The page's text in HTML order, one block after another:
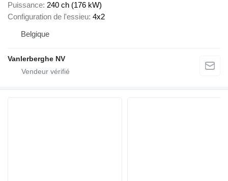
Puissance 240 ch (176 kW)
Configuration de l'essieu 4x2
Belgique
Vanlerberghe NV